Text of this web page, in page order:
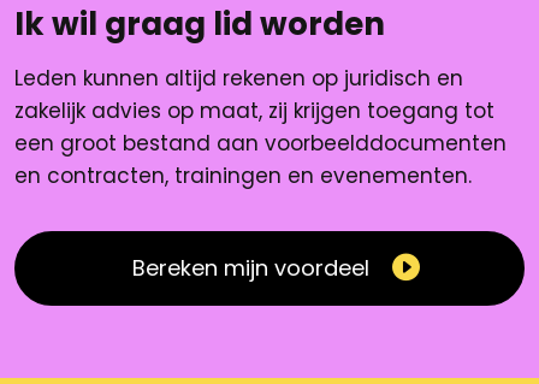
Ik wil graag lid worden
Leden kunnen altijd rekenen op juridisch en
zakelijk advies op maat, zij krijgen toegang tot
een groot bestand aan voorbeelddocumenten
en contracten, trainingen en evenementen.
Bereken mijn voordeel